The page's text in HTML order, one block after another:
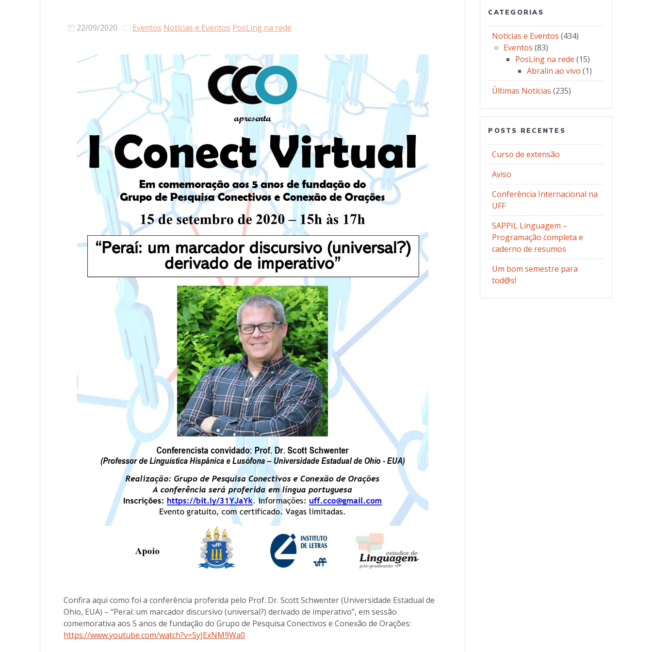
22/09/2020 Eventos Notícias e Eventos PosLing na rede
Confira aqui como foi a conferência proferida pelo Prof. Dr. Scott Schwenter (Universidade Estadual de
Ohio, EUA) – “Peraí: um marcador discursivo (universal?) derivado de imperativo”, em sessão
comemorativa aos 5 anos de fundação do Grupo de Pesquisa Conectivos e Conexão de Orações:
https://www.youtube.com/watch?v=SyJExNM9Wa0
CATEGORIAS
Notícias e Eventos (434)
Eventos (83)
PosLing na rede (15)
Abralin ao vivo (1)
Últimas Notícias (235)
POSTS RECENTES
Curso de extensão
Aviso
Conferência Internacional na
UFF
SAPPIL Linguagem –
Programação completa e
caderno de resumos
Um bom semestre para
tod@s!